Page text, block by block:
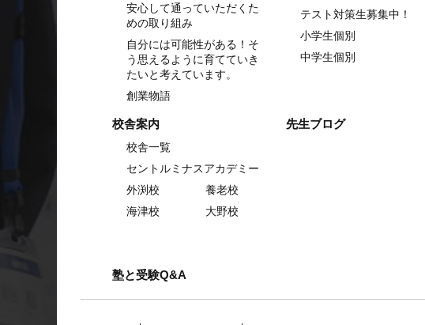
安心して通っていただくた
めの取り組み
自分には可能性がある！そ
う思えるように育てていき
たいと考えています。
創業物語
テスト対策生募集中！
小学生個別
中学生個別
校舎案内
校舎一覧
セントルミナスアカデミー
外渕校
養老校
海津校
大野校
先生ブログ
塾と受験Q&A